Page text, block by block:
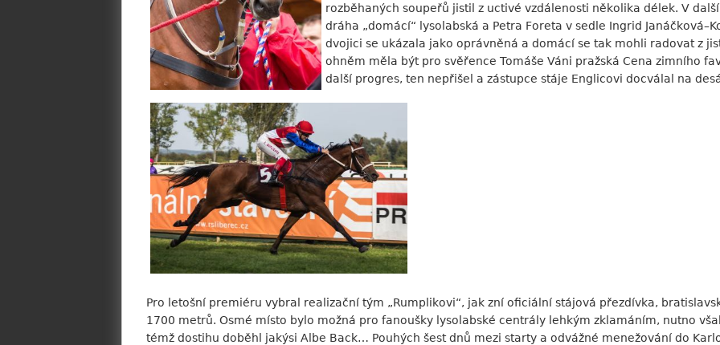
rozběhaných soupeřů jistil z uctivé vzdálenosti několika délek. V
dráha „domácí“ lysolabská a Petra Foreta v sedle Ingrid
dvojici se ukázala jako oprávněná a domácí se tak mohli radovat z
ohněm měla být pro svěřence Tomáše Váni pražská Cena zimního
další progres, ten nepřišel a zástupce stáje Englicovi docválal na
Pro letošní premiéru vybral realizační tým „Rumplikovi“, jak zní oficiální stájová přezdívka,
1700 metrů. Osmé místo bylo možná pro fanoušky lysolabské centrály lehkým zklamáním, nutno
témž dostihu doběhl jakýsi Albe Back… Pouhých šest dnů mezi starty a odvážné menežování do